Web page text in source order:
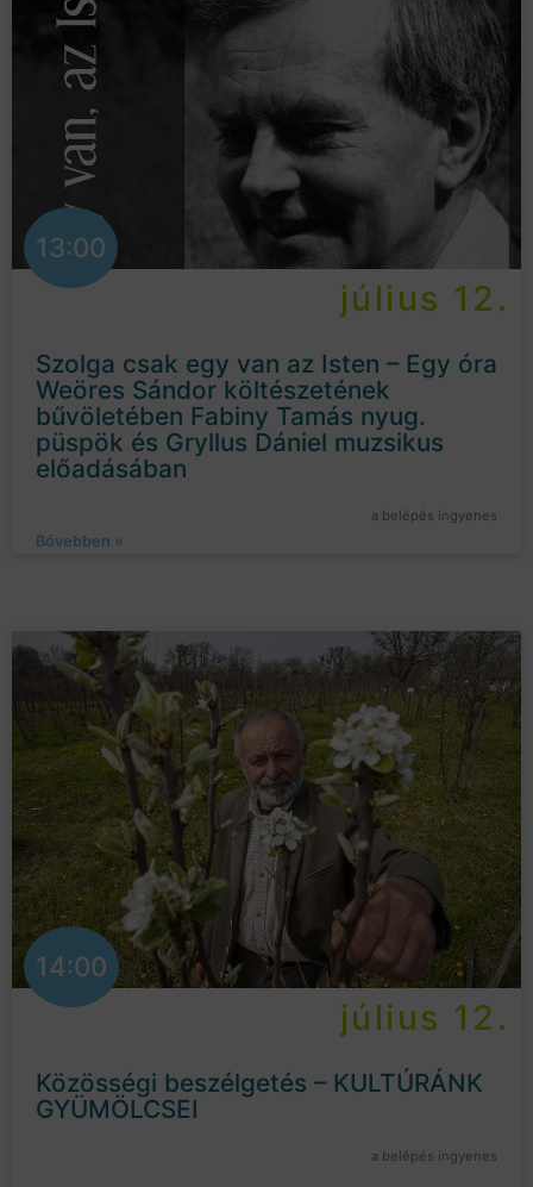
13:00
július 12.
Szolga csak egy van az Isten – Egy óra
Weöres Sándor költészetének
bűvöletében Fabiny Tamás nyug.
püspök és Gryllus Dániel muzsikus
előadásában
a belépés ingyenes
Bővebben »
14:00
július 12.
Közösségi beszélgetés – KULTÚRÁNK
GYÜMÖLCSEI
a belépés ingyenes